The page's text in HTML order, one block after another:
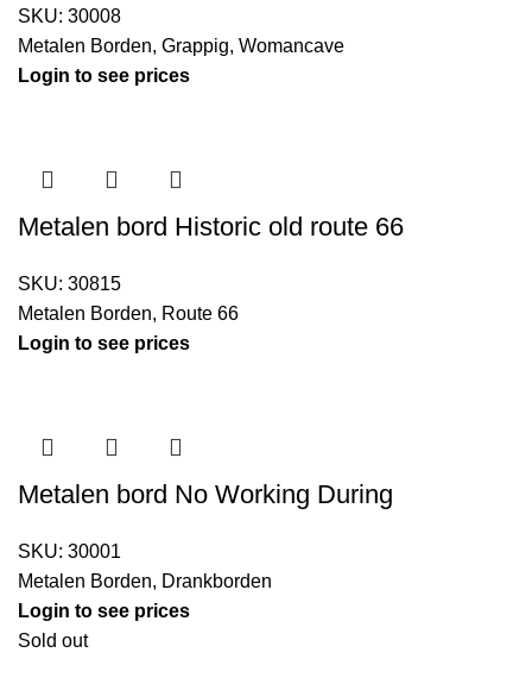
SKU: 30008
Metalen Borden, Grappig, Womancave
Login to see prices
Metalen bord Historic old route 66
SKU: 30815
Metalen Borden, Route 66
Login to see prices
Metalen bord No Working During
SKU: 30001
Metalen Borden, Drankborden
Login to see prices
Sold out